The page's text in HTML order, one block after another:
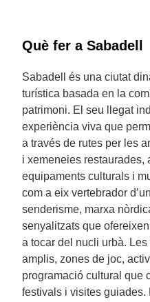
Què fer a Sabadell
Sabadell és una ciutat
turística basada en la
patrimoni. El seu llegat
experiència viva que
a través de rutes per les
i xemeneies restaurades,
equipaments culturals i
com a eix vertebrador
senderisme, marxa
senyalitzats que
a tocar del nucli urbà.
amplis, zones de joc,
programació cultural que
festivals i visites guiades.